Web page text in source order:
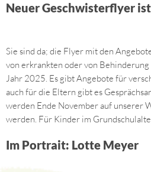
Neuer Geschwisterflyer
Sie sind da; die Flyer mit den
von erkrankten oder von
Jahr 2025. Es gibt Angebote für
auch für die Eltern gibt es
werden Ende November auf unserer
werden. Für Kinder im
Im Portrait: Lotte Meyer